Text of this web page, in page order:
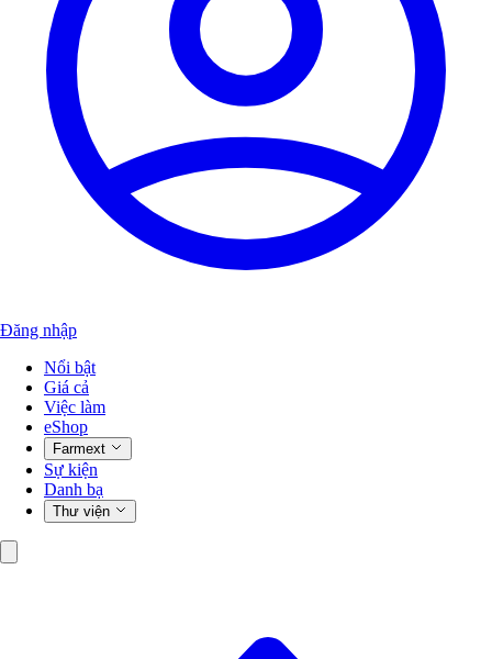
Đăng nhập
Nổi bật
Giá cả
Việc làm
eShop
Farmext
Sự kiện
Danh bạ
Thư viện